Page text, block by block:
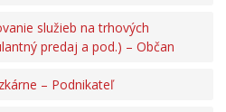
služieb na trhových
predaj a pod.) – Občan
– Podnikateľ